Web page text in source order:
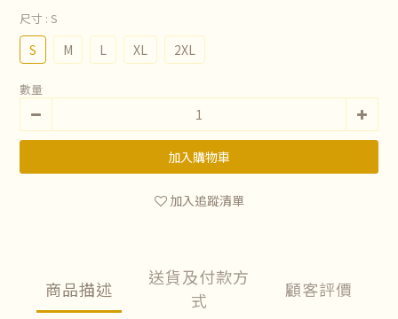
尺寸 : S
S M L XL 2XL
數量
加入購物車
加入追蹤清單
商品描述
送貨及付款方
式
顧客評價